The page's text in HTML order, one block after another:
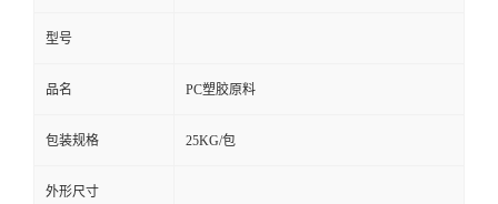
型号
品名 PC塑胶原料
包装规格 25KG/包
外形尺寸